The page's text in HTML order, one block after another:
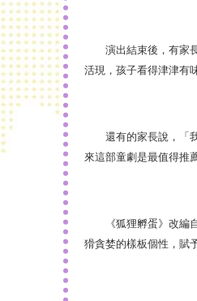
演出結束後，有家長
活現，孩子看得津津有
還有的家長說，「我
來這部童劇是最值得推
《狐狸孵蛋》改編自
猾貪婪的樣板個性，賦